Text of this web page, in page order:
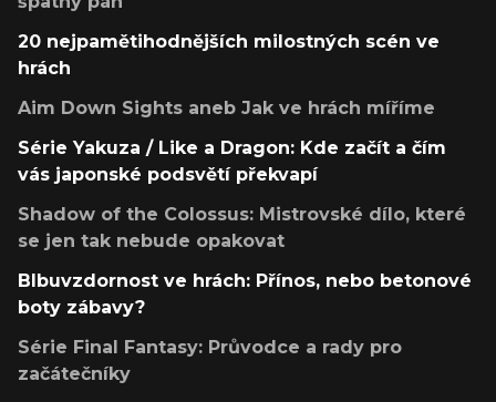
20 nejpamětihodnějších milostných scén ve
hrách
Aim Down Sights aneb Jak ve hrách míříme
Série Yakuza / Like a Dragon: Kde začít a čím
vás japonské podsvětí překvapí
Shadow of the Colossus: Mistrovské dílo, které
se jen tak nebude opakovat
Blbuvzdornost ve hrách: Přínos, nebo betonové
boty zábavy?
Série Final Fantasy: Průvodce a rady pro
začátečníky